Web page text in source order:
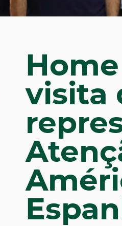
visita